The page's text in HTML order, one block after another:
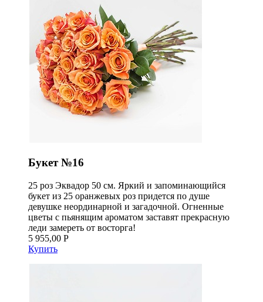
Букет №16
25 роз Эквадор 50 см. Яркий и запоминающийся
букет из 25 оранжевых роз придется по душе
девушке неординарной и загадочной. Огненные
цветы с пьянящим ароматом заставят прекрасную
леди замереть от восторга!
5 955,00 Р
Купить